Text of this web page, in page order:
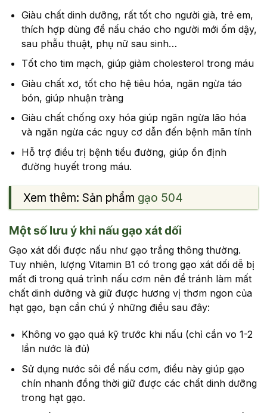
Giàu chất dinh dưỡng, rất tốt cho người già, trẻ em,
thích hợp dùng để nấu cháo cho người mới ốm dậy,
sau phẫu thuật, phụ nữ sau sinh…
Tốt cho tim mạch, giúp giảm cholesterol trong máu
Giàu chất xơ, tốt cho hệ tiêu hóa, ngăn ngừa táo
bón, giúp nhuận tràng
Giàu chất chống oxy hóa giúp ngăn ngừa lão hóa
và ngăn ngừa các nguy cơ dẫn đến bệnh mãn tính
Hỗ trợ điều trị bệnh tiểu đường, giúp ổn định
đường huyết trong máu.
Xem thêm: Sản phẩm gạo 504
Một số lưu ý khi nấu gạo xát dối
Gạo xát dối được nấu như gạo trắng thông thường.
Tuy nhiên, lượng Vitamin B1 có trong gạo xát dối dễ bị
mất đi trong quá trình nấu cơm nên để tránh làm mất
chất dinh dưỡng và giữ được hương vị thơm ngon của
hạt gạo, bạn cần chú ý những điều sau đây:
Không vo gạo quá kỹ trước khi nấu (chỉ cần vo 1-2
lần nước là đủ)
Sử dụng nước sôi để nấu cơm, điều này giúp gạo
chín nhanh đồng thời giữ được các chất dinh dưỡng
trong hạt gạo.